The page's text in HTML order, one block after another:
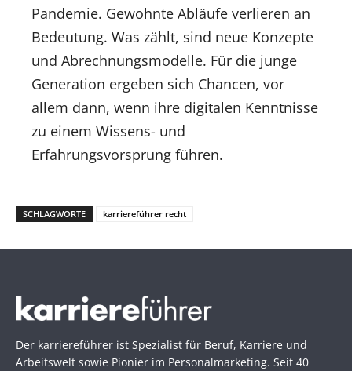
Pandemie. Gewohnte Abläufe verlieren an
Bedeutung. Was zählt, sind neue Konzepte
und Abrechnungsmodelle. Für die junge
Generation ergeben sich Chancen, vor
allem dann, wenn ihre digitalen Kenntnisse
zu einem Wissens- und
Erfahrungsvorsprung führen.
SCHLAGWORTE karriereführer recht
Der karriereführer ist Spezialist für Beruf, Karriere und
Arbeitswelt sowie Pionier im Personal­marketing. Seit 40